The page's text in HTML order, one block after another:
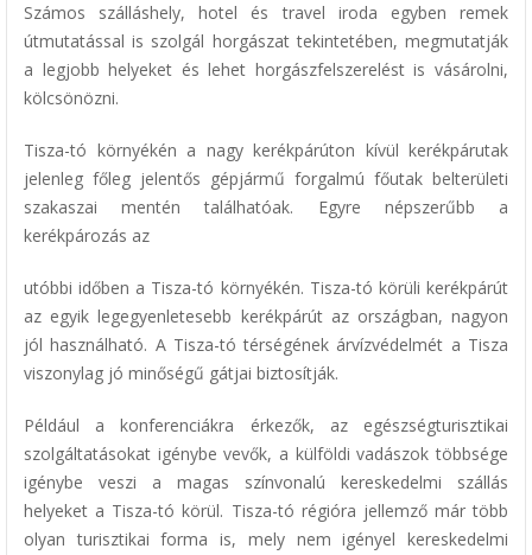
Számos szálláshely, hotel és travel iroda egyben remek
útmutatással is szolgál horgászat tekintetében, megmutatják
a legjobb helyeket és lehet horgászfelszerelést is vásárolni,
kölcsönözni.
Tisza-tó környékén a nagy kerékpárúton kívül kerékpárutak
jelenleg főleg jelentős gépjármű forgalmú főutak belterületi
szakaszai mentén találhatóak. Egyre népszerűbb a
kerékpározás az
utóbbi időben a Tisza-tó környékén. Tisza-tó körüli kerékpárút
az egyik legegyenletesebb kerékpárút az országban, nagyon
jól használható. A Tisza-tó térségének árvízvédelmét a Tisza
viszonylag jó minőségű gátjai biztosítják.
Például a konferenciákra érkezők, az egészségturisztikai
szolgáltatásokat igénybe vevők, a külföldi vadászok többsége
igénybe veszi a magas színvonalú kereskedelmi szállás
helyeket a Tisza-tó körül. Tisza-tó régióra jellemző már több
olyan turisztikai forma is, mely nem igényel kereskedelmi